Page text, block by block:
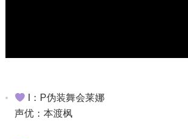
I：P伪装舞会莱娜​
声优：本渡枫